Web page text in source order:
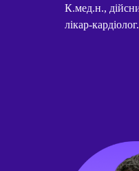
К.мед.н.,
лікар-кардіолог.